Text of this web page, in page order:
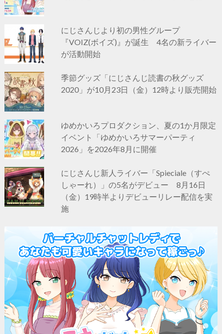
にじさんじより初の男性グループ
『VOIZ(ボイズ)』が誕生 4名の新ライバー
が活動開始
季節グッズ「にじさんじ読書の秋グッズ
2020」が10月23日（金）12時より販売開始
ゆめかいろプロダクション、夏の1か月限定
イベント「ゆめかいろサマーパーティ
2026」を2026年8月に開催
にじさんじ新人ライバー「Spieciale（すぺ
しゃーれ）」の5名がデビュー 8月16日
（金）19時半よりデビューリレー配信を実
施